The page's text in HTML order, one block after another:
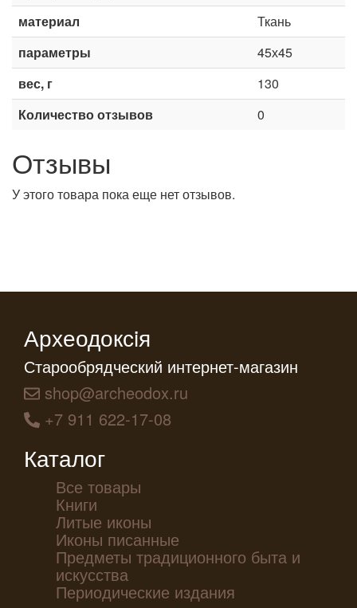
материал
Ткань
параметры
45х45
вес, г
130
Количество отзывов
0
Отзывы
У этого товара пока еще нет отзывов.
Археодоксiя
Старообрядческий интернет-магазин
shop@archeodox.ru
+7 911 622-17-08
Каталог
Все товары
Книги
Литые иконы
Иконы писанные
Предметы традиционного быта и
искусства
Периодические издания